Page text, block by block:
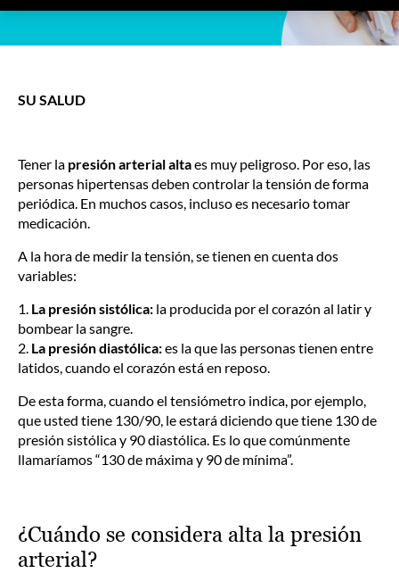
SU SALUD
Tener la presión arterial altaes muy peligroso. Por eso, las
personas hipertensas deben controlar la tensión de forma
periódica. En muchos casos, incluso es necesario tomar
medicación.
A la hora de medir la tensión, se tienen en cuenta dos
variables:
1. La presión sistólica: la producida por el corazón al latir y
bombear la sangre.
2. La presión diastólica:es la que las personas tienen entre
latidos, cuando el corazón está en reposo.
De esta forma, cuando el tensiómetro indica, por ejemplo,
que usted tiene 130/90, le estará diciendo que tiene 130 de
presión sistólica y 90 diastólica. Es lo que comúnmente
llamaríamos “130 de máxima y 90 de mínima”.
¿Cuándo se considera alta la presión
arterial?